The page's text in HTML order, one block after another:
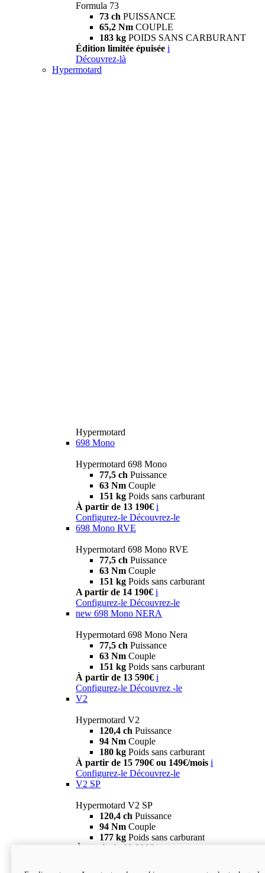
Formula 73
73 ch PUISSANCE
65,2 Nm COUPLE
183 kg POIDS SANS CARBURANT
Édition limitée épuisée i
Découvrez-là
Hypermotard
Hypermotard
698 Mono
Hypermotard 698 Mono
77,5 ch Puissance
63 Nm Couple
151 kg Poids sans carburant
À partir de 13 190€ i
Configurez-le Découvrez-le
698 Mono RVE
Hypermotard 698 Mono RVE
77,5 ch Puissance
63 Nm Couple
151 kg Poids sans carburant
A partir de 14 190€ i
Configurez-le Découvrez-le
new 698 Mono NERA
Hypermotard 698 Mono Nera
77,5 ch Puissance
63 Nm Couple
151 kg Poids sans carburant
À partir de 13 590€ i
Configurez-le Découvrez -le
V2
Hypermotard V2
120,4 ch Puissance
94 Nm Couple
180 kg Poids sans carburant
À partir de 15 790€ ou 149€/mois i
Configurez-le Découvrez-le
V2 SP
Hypermotard V2 SP
120,4 ch Puissance
94 Nm Couple
177 kg Poids sans carburant
À partir de 19 990€ i
new
V2 SP 100